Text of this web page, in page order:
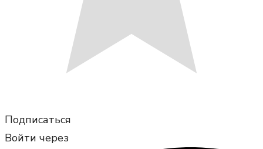
Подписаться
Войти через